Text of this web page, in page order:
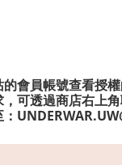
會員帳號查看授
可透過商店右上